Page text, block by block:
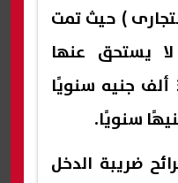
) حيث تمت
يستحق عنها
ضريبة لتصبح بقيمة 30 ألف جنيه سنويًا
ضريبة الدخل